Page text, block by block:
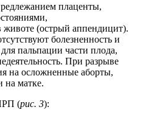
плаценты,
(острый аппендицит).
болезненность и
пальпации части плода,
При разрыве
на осложненные аборты,
на матке.
(рис. 3):